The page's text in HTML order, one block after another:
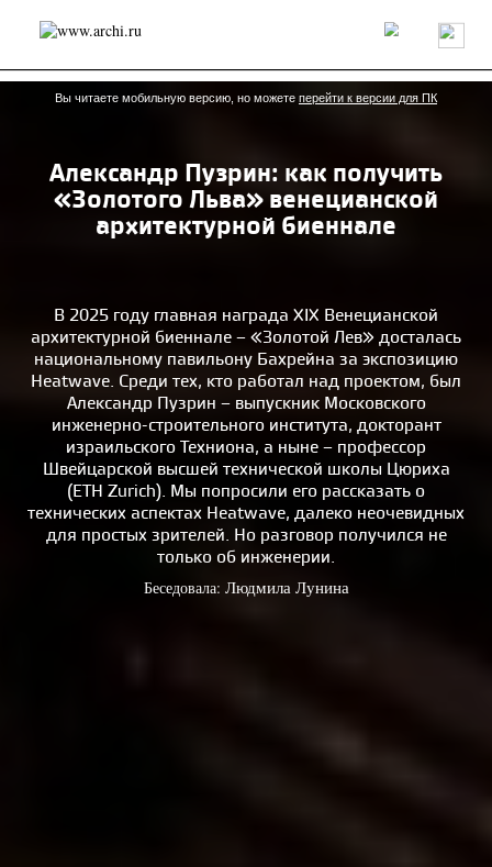
Россия Мир Технологии Интерьер Пресса
Архитекторы
Проекты
Конкурсы События Книги Вакансии
send.project Анонсы конкурсов
Блог
Журнал
Интервью Исследование
Мнение
Объект
Результаты конкурса
Книги
Наследие Образование
Урбанистика
Эко
Вы читаете мобильную версию, но можете перейти к версии для ПК
Александр Пузрин: как получить
«Золотого Льва» венецианской
архитектурной биеннале
В 2025 году главная награда XIX Венецианской
архитектурной биеннале – «Золотой Лев» досталась
национальному павильону Бахрейна за экспозицию
Heatwave. Среди тех, кто работал над проектом, был
Александр Пузрин – выпускник Московского
инженерно-строительного института, докторант
израильского Техниона, а ныне – профессор
Швейцарской высшей технической школы Цюриха
(ETH Zurich). Мы попросили его рассказать о
технических аспектах Heatwave, далеко неочевидных
для простых зрителей. Но разговор получился не
только об инженерии.
Беседовала: Людмила Лунина